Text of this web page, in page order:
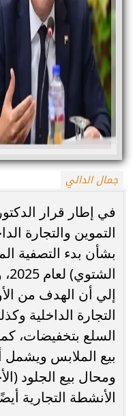
جمال الدالي
في إطار قرار
بشأن بدء التصفية
إلي أن الهدف من
التجارة الداخلية
السلع بتخفيضات،
بيع الملابس ويشمل
ومحال بيع الجلود
الأنشطة التجارية